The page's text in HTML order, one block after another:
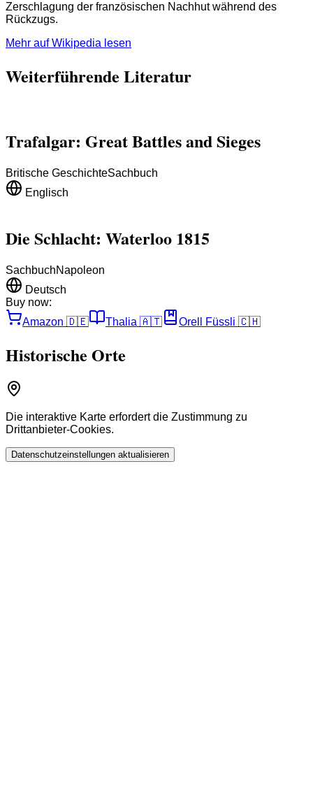
Zerschlagung der französischen Nachhut während des
Rückzugs.
Mehr auf Wikipedia lesen
Weiterführende Literatur
Trafalgar: Great Battles and Sieges
Britische GeschichteSachbuch
Englisch
Die Schlacht: Waterloo 1815
SachbuchNapoleon
Deutsch
Buy now:
Amazon 🇩🇪 Thalia 🇦🇹 Orell Füssli 🇨🇭
Historische Orte
Die interaktive Karte erfordert die Zustimmung zu
Drittanbieter-Cookies.
Datenschutzeinstellungen aktualisieren